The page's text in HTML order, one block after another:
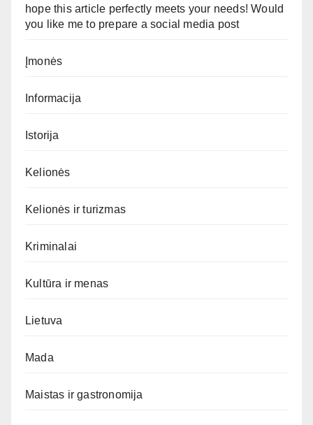
hope this article perfectly meets your needs! Would
you like me to prepare a social media post
Įmonės
Informacija
Istorija
Kelionės
Kelionės ir turizmas
Kriminalai
Kultūra ir menas
Lietuva
Mada
Maistas ir gastronomija